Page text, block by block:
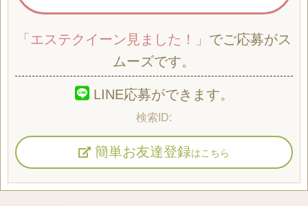
「エステクイーン見ました！」 でご応募がス
ムーズです。
LINE応募ができます。
簡単お友達登録はこちら